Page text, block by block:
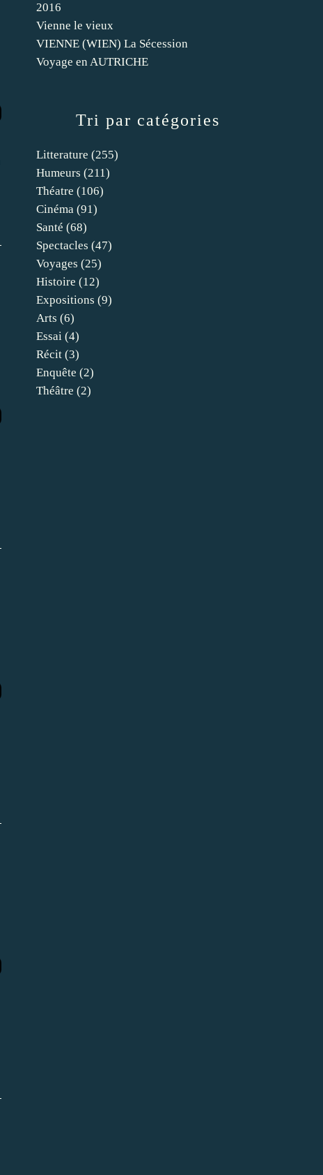
Tri par catégories
Litterature (255)
Humeurs (211)
Théatre (106)
Cinéma (91)
Santé (68)
Spectacles (47)
Voyages (25)
Histoire (12)
Expositions (9)
Arts (6)
Essai (4)
Récit (3)
Enquête (2)
Théâtre (2)
2016
Vienne le vieux
VIENNE (WIEN) La Sécession
Voyage en AUTRICHE